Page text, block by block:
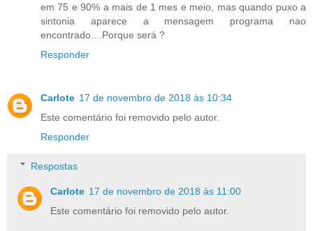
em 75 e 90% a mais de 1 mes e meio, mas quando puxo a
sintonia aparece a mensagem programa nao
encontrado....Porque será ?
Responder
Carlote 17 de novembro de 2018 às 10:34
Este comentário foi removido pelo autor.
Responder
Respostas
Carlote 17 de novembro de 2018 às 11:00
Este comentário foi removido pelo autor.